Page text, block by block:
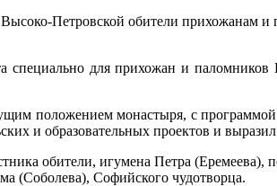
Петровской обители прихожанам
для прихожан и
положением монастыря, с
и образовательных проектов и
обители, игумена Петра
(Соболева), Софийского чудотворца.